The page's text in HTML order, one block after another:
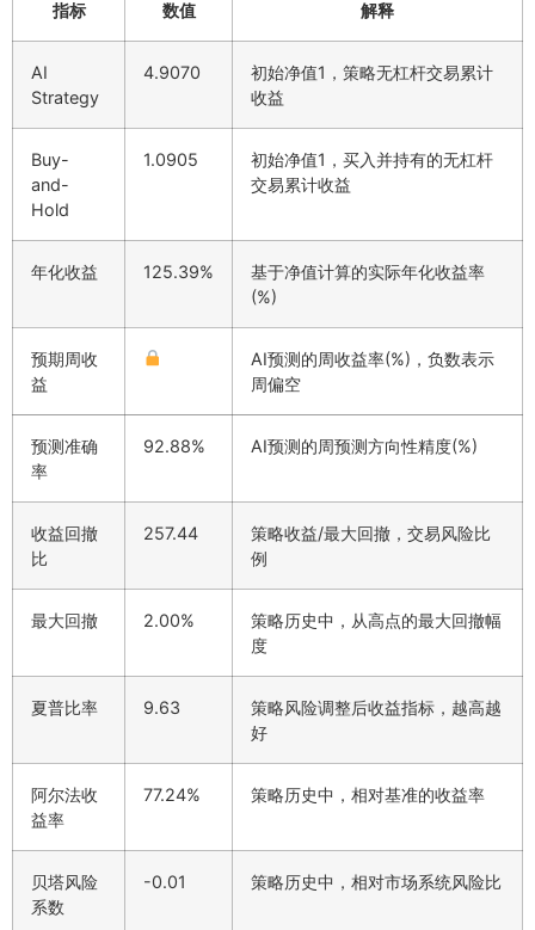
指标 数值 解释
AI
Strategy
4.9070
初始净值1，策略无杠杆交易累计
收益
Buy-
and-
Hold
1.0905
初始净值1，买入并持有的无杠杆
交易累计收益
年化收益 125.39%
基于净值计算的实际年化收益率
(%)
预期周收
益
AI预测的周收益率(%)，负数表示
周偏空
预测准确
率
92.88% AI预测的周预测方向性精度(%)
收益回撤
比
257.44
策略收益/最大回撤，交易风险比
例
最大回撤 2.00%
策略历史中，从高点的最大回撤幅
度
夏普比率 9.63
策略风险调整后收益指标，越高越
好
阿尔法收
益率
77.24% 策略历史中，相对基准的收益率
贝塔风险
系数
-0.01 策略历史中，相对市场系统风险比